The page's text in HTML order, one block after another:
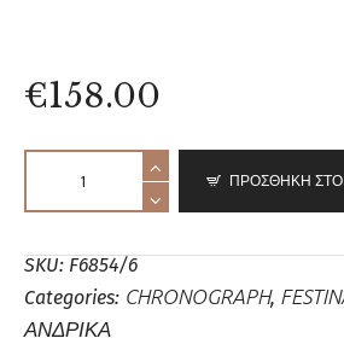
€158.00
ΠΡΟΣΘΗΚΗ ΣΤΟ
SKU: F6854/6
Categories: CHRONOGRAPH,
ΑΝΔΡΙΚΑ